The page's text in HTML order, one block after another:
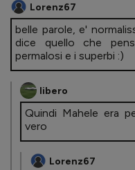
Lorenz67
belle parole, e'
dice quello che
permalosi e i superbi :)
libero
Quindi Mahele era
vero
Lorenz67